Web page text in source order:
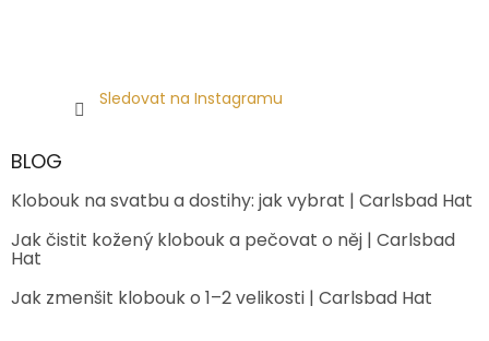
Sledovat na Instagramu
BLOG
Klobouk na svatbu a dostihy: jak vybrat | Carlsbad Hat
Jak čistit kožený klobouk a pečovat o něj | Carlsbad
Hat
Jak zmenšit klobouk o 1–2 velikosti | Carlsbad Hat